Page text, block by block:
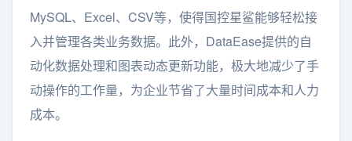
MySQL、Excel、CSV等，使得国控星鲨能够轻松接
入并管理各类业务数据。此外，DataEase提供的自
动化数据处理和图表动态更新功能，极大地减少了手
动操作的工作量，为企业节省了大量时间成本和人力
成本。